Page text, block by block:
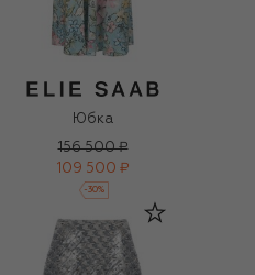
Юбка
156 500 ₽
109 500 ₽
-30%